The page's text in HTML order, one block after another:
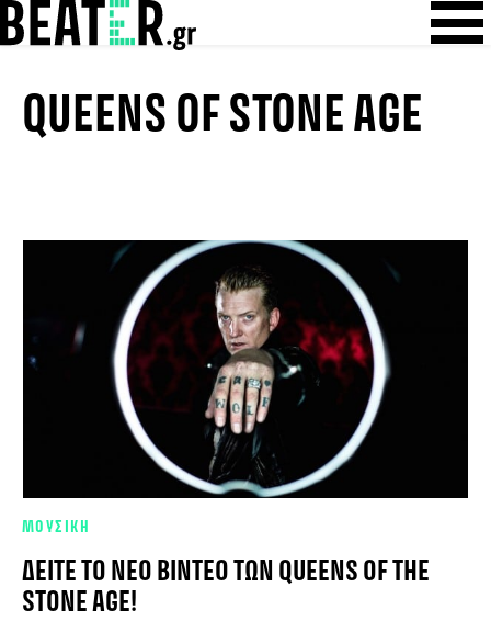
Skip to content
Skip
to
QUEENS OF STONE AGE
ΜΟΥΣΙΚΗ
ΔΕΊΤΕ ΤΟ ΝΈΟ ΒΊΝΤΕΟ ΤΩΝ QUEENS OF THE
STONE AGE!